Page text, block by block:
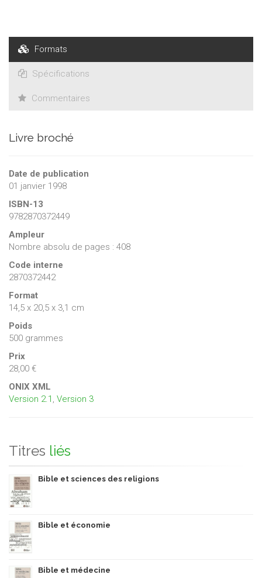
Formats
Spécifications
Commentaires
Livre broché
Date de publication
01 janvier 1998
ISBN-13
9782870372449
Ampleur
Nombre absolu de pages : 408
Code interne
2870372442
Format
14,5 x 20,5 x 3,1 cm
Poids
500 grammes
Prix
28,00 €
ONIX XML
Version 2.1 Version 3
Titres liés
Bible et sciences des religions
Bible et économie
Bible et médecine